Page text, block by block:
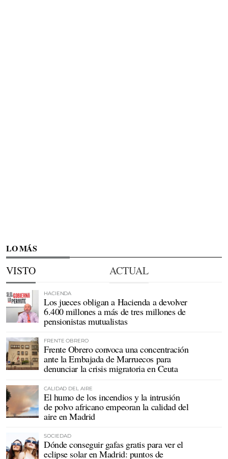
LO MÁS
VISTO ACTUAL
HACIENDA
Los jueces obligan a Hacienda a devolver
6.400 millones a más de tres millones de
pensionistas mutualistas
FRENTE OBRERO
Frente Obrero convoca una concentración
ante la Embajada de Marruecos para
denunciar la crisis migratoria en Ceuta
CALIDAD DEL AIRE
El humo de los incendios y la intrusión
de polvo africano empeoran la calidad del
aire en Madrid
SOCIEDAD
Dónde conseguir gafas gratis para ver el
eclipse solar en Madrid: puntos de